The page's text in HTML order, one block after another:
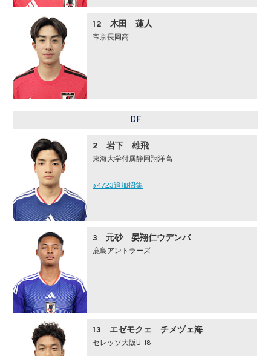
12 木田 蓮人
帝京長岡高
DF
2 岩下 雄飛
東海大学付属静岡翔洋高
※4/23追加招集
3 元砂 晏翔仁ウデンバ
鹿島アントラーズ
13 エゼモクェ チメヅェ海
セレッソ大阪U-18